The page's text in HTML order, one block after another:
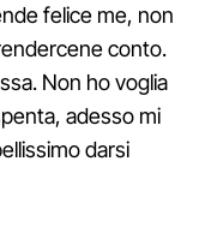
felice me, non
conto.
Non ho voglia
adesso mi
darsi